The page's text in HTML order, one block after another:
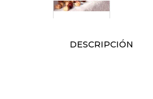
DESCRIPCIÓN